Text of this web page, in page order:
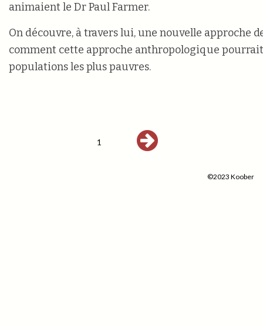
animaient le Dr Paul Farmer.
On découvre, à travers lui, une nouvelle approche
comment cette approche anthropologique
populations les plus pauvres.
1
©2023 Koober